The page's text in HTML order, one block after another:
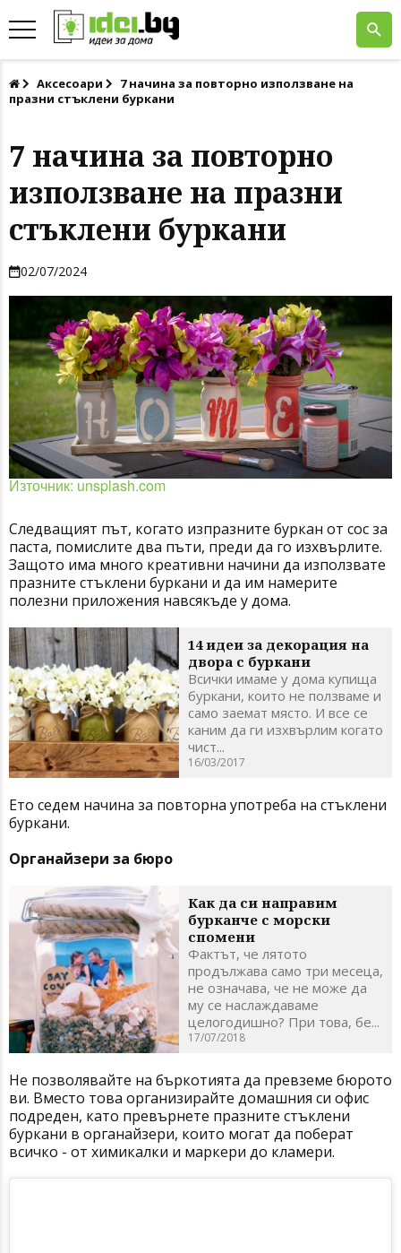
Аксесоари
7 начина за повторно използване на
празни стъклени буркани
7 начина за повторно
използване на празни
стъклени буркани
02/07/2024
Източник: unsplash.com
Следващият път, когато изпразните буркан от сос за
паста, помислите два пъти, преди да го изхвърлите.
Защото има много креативни начини да използвате
празните стъклени буркани и да им намерите
полезни приложения навсякъде у дома.
14 идеи за декорация на
двора с буркани
Всички имаме у дома купища
буркани, които не ползваме и
само заемат място. И все се
каним да ги изхвърлим когато
чист...
16/03/2017
Ето седем начина за повторна употреба на стъклени
буркани.
Органайзери за бюро
Как да си направим
бурканче с морски
спомени
Фактът, че лятото
продължава само три месеца,
не означава, че не може да
му се наслаждаваме
целогодишно? При това, бе...
17/07/2018
Не позволявайте на бъркотията да превземе бюрото
ви. Вместо това организирайте домашния си офис
подреден, като превърнете празните стъклени
буркани в органайзери, които могат да поберат
всичко - от химикалки и маркери до кламери.